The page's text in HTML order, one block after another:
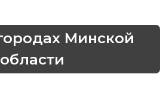
Минской
области